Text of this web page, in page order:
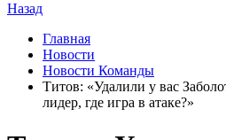
Назад
Главная
Новости
Новости Команды
Титов: «Удалили у вас
лидер, где игра в атаке?»